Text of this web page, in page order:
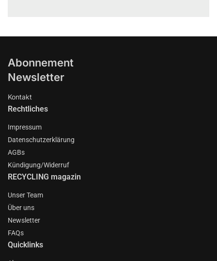
Abonnement
Newsletter
Kontakt
Rechtliches
Impressum
Datenschutzerklärung
AGBs
Kündigung/Widerruf
RECYCLING magazin
Unser Team
Über uns
Newsletter
FAQs
Quicklinks